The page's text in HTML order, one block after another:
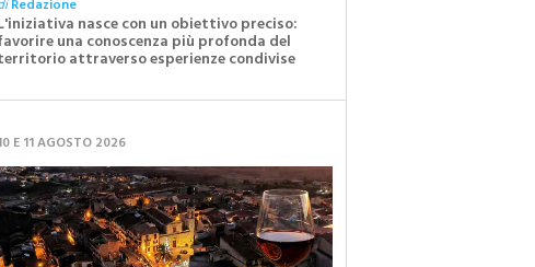
Redazione
nasce con un obiettivo preciso:
una conoscenza più profonda del
territorio attraverso esperienze condivise